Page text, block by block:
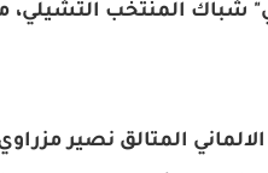
شباك المنتخب التشيلي،
المتالق نصير